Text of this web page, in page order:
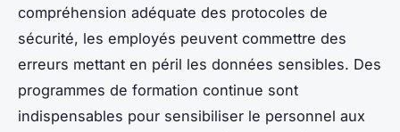
compréhension adéquate des protocoles de
sécurité, les employés peuvent commettre des
erreurs mettant en péril les données sensibles. Des
programmes de formation continue sont
indispensables pour sensibiliser le personnel aux